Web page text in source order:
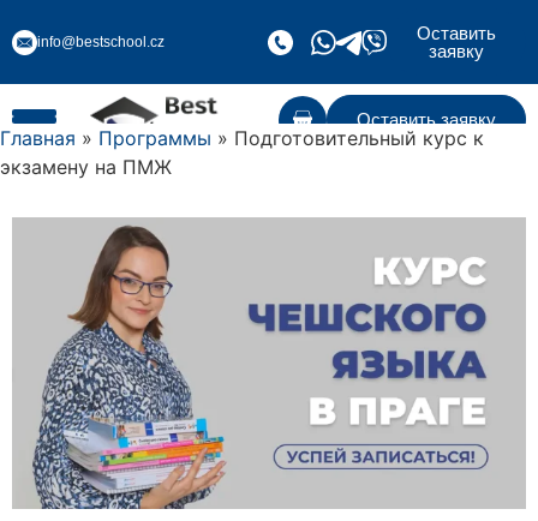
info@bestschool.cz
Оставить
заявку
Оставить заявку
Главная » Программы » Подготовительный курс к
экзамену на ПМЖ